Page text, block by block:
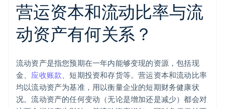
营运资本和流动比率与流
动资产有何关系？
流动资产是指您预期在一年内能够变现的资源，包括现
金、 应收账款、短期投资和存货等。营运资本和流动比率
均以流动资产为基准，用以衡量企业的短期财务健康状
况。流动资产的任何变动（无论是增加还是减少）都会对